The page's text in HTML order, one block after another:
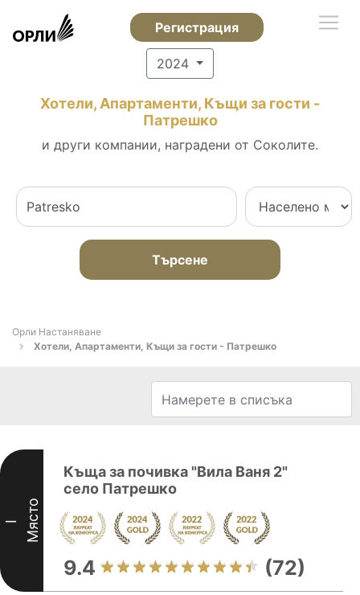
Регистрация
2024
Хотели, Апартаменти, Къщи за гости -
Патрешко
и други компании, наградени от Соколите.
Търсене
Орли Настаняване
Хотели, Апартаменти, Къщи за гости - Патрешко
I Място
Къща за почивка "Вила Ваня 2"
село Патрешко
9.4 (72)